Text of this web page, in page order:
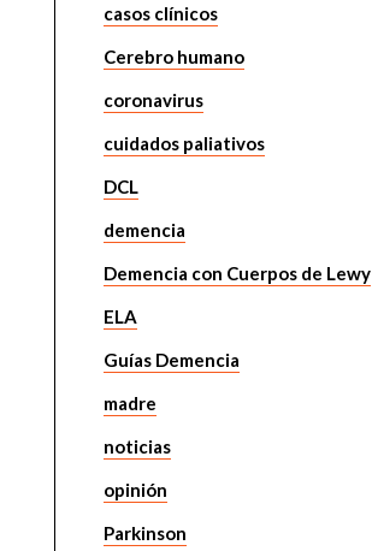
casos clínicos
Cerebro humano
coronavirus
cuidados paliativos
DCL
demencia
Demencia con Cuerpos de Lewy
ELA
Guías Demencia
madre
noticias
opinión
Parkinson